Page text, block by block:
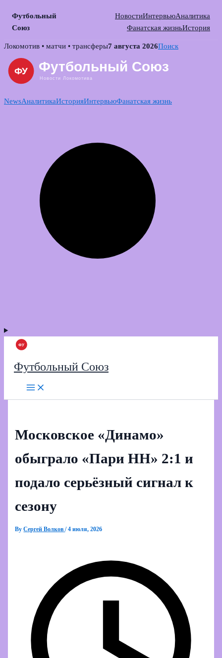
Футбольный
Союз
НовостиИнтервьюАналитика
Фанатская жизньИстория
Skip
content
Локомотив • матчи • трансферы7 августа 2026Поиск
NewsАналитикаИсторияИнтервьюФанатская жизнь
Футбольный Союз
Московское «Динамо»
обыграло «Пари НН» 2:1 и
подало серьёзный сигнал к
сезону
ByСергей Волков/4 июля, 2026